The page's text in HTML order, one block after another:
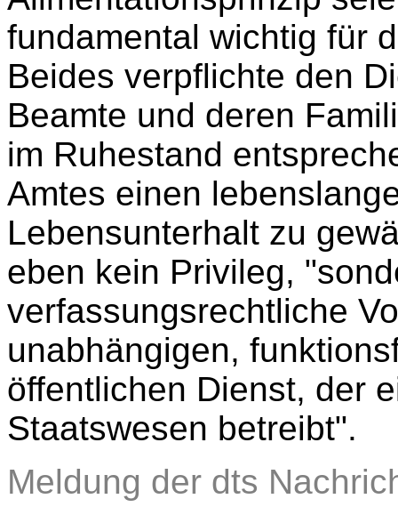
fundamental wichtig für
Beides verpflichte den
Beamte und deren
im Ruhestand
Amtes einen
Lebensunterhalt zu
eben kein Privileg,
verfassungsrechtliche
unabhängigen,
öffentlichen Dienst, der
Staatswesen betreibt".
Meldung der dts